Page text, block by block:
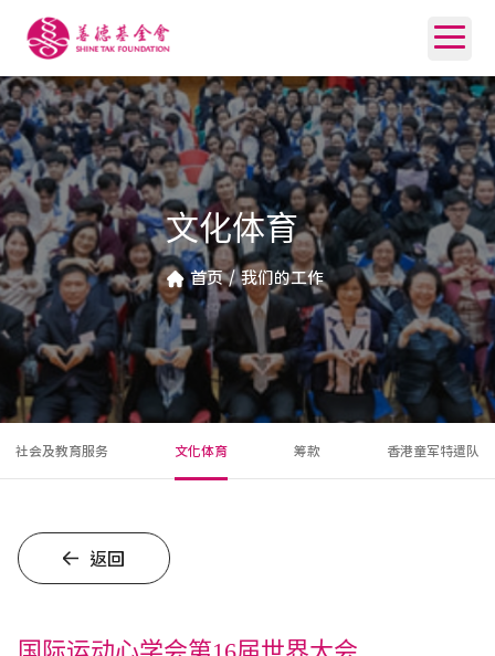
文化体育
首页 / 我们的工作
社会及教育服务 文化体育 筹款 香港童军特遣队
返回